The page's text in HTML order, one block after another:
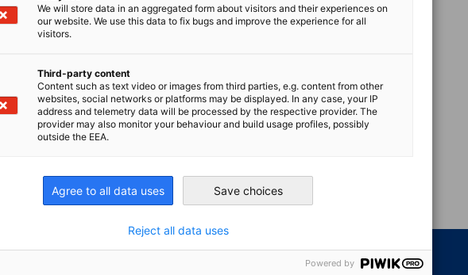
Industrie- und Handelskammer
Industrie- und Handelskammer
AHK.de
Germany Trade & Invest
We will store data in an aggregated form about visitors and their experiences on
our website. We use this data to fix bugs and improve the experience for all
visitors.
Third-party content
Content such as text video or images from third parties, e.g. content from other
websites, social networks or platforms may be displayed. In any case, your IP
address and telemetry data will be processed by the respective provider. The
provider may also monitor your behaviour and build usage profiles, possibly
outside the EEA.
Agree to all data uses Save choices
Reject all data uses
Powered by